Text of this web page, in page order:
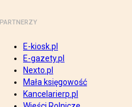
PARTNERZY
E-kiosk.pl
E-gazety.pl
Nexto.pl
Mała księgowość
Kancelarierp.pl